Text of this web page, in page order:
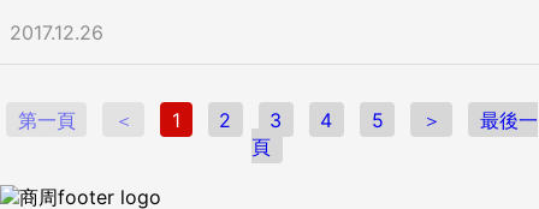
2017.12.26
第一頁 ＜ 1 2 3 4 5 ＞
最後一
頁